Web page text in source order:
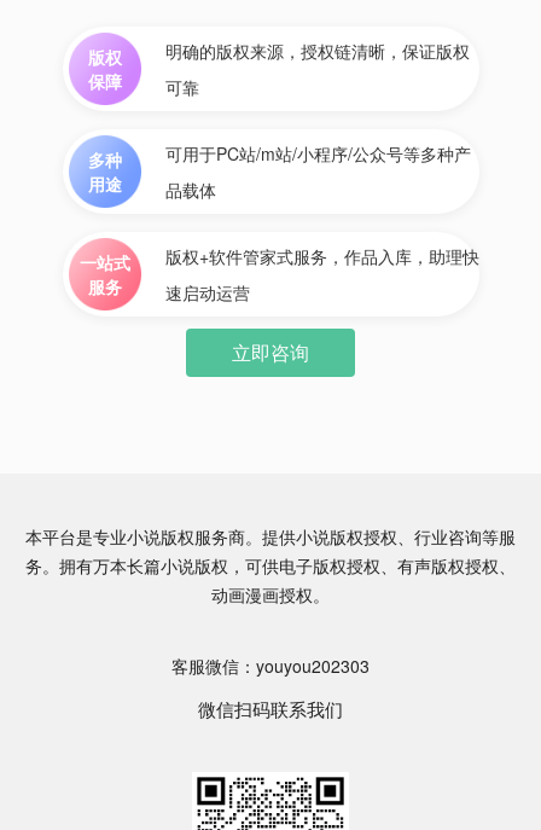
版权
保障
明确的版权来源，授权链清晰，保证版权
可靠
多种
用途
可用于PC站/m站/小程序/公众号等多种产
品载体
一站式
服务
版权+软件管家式服务，作品入库，助理快
速启动运营
立即咨询
本平台是专业小说版权服务商。提供小说版权授权、行业咨询等服
务。拥有万本长篇小说版权，可供电子版权授权、有声版权授权、
动画漫画授权。
客服微信：youyou202303
微信扫码联系我们